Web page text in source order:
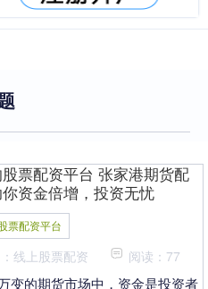
票配资平台 张家港期货配
资金倍增，投资无忧
票配资平台
线上股票配资 阅读：77
变的期货市场中，资金是投资者